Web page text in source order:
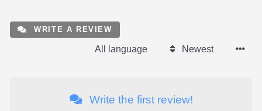
WRITE A REVIEW
All language Newest
Write the first review!